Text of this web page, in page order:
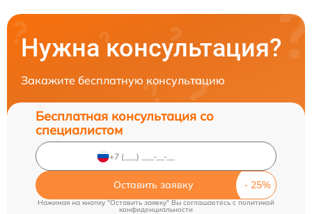
Нужна консультация?
Закажите бесплатную консультацию
Бесплатная консультация со
специалистом
Оставить заявку
Нажимая на кнопку "Оставить заявку" Вы соглашаетесь c политикой
конфиденциальности